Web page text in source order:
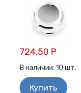
724.50 Р
В наличии: 10 шт.
Купить